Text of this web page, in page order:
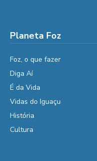
Planeta Foz
Foz, o que fazer
Diga Aí
É da Vida
Vidas do Iguaçu
História
Cultura